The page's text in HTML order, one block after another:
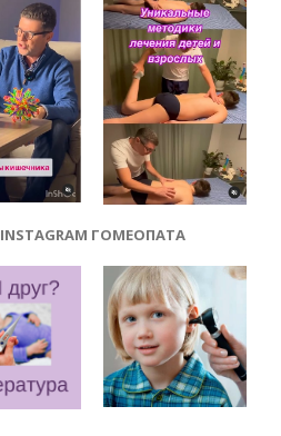
INSTAGRAM ГОМЕОПАТА